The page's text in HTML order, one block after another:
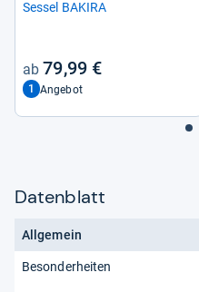
Ses­sel BAKIRA
79,99 €
1 Angebot
Datenblatt
Allgemein
Besonderheiten